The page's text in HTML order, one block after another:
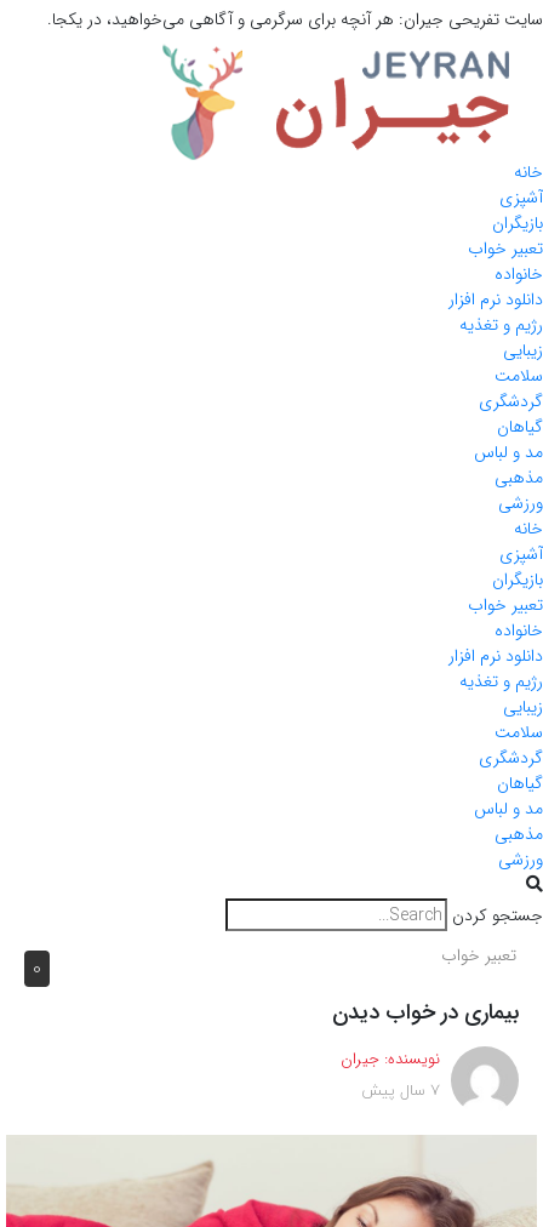
سایت تفریحی جیران: هر آنچه برای سرگرمی و آگاهی می‌خواهید، در یکجا.
خانه
آشپزی
بازیگران
تعبیر خواب
خانواده
دانلود نرم افزار
رژیم و تغذیه
زیبایی
سلامت
گردشگری
گیاهان
مد و لباس
مذهبی
ورزشی
خانه
آشپزی
بازیگران
تعبیر خواب
خانواده
دانلود نرم افزار
رژیم و تغذیه
زیبایی
سلامت
گردشگری
گیاهان
مد و لباس
مذهبی
ورزشی
جستجو کردن
0 تعبیر خواب
بیماری در خواب دیدن
نویسنده: جیران
7 سال پیش